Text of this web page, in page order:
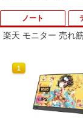
ノート
1
1
楽天 モニター 売れ
1